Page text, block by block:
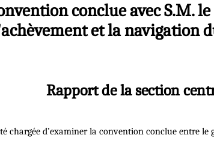
conclue avec S.M.
et la navigation
Rapport de la section
chargée d’examiner la convention conclue entre